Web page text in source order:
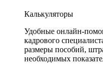
Калькуляторы
Удобные онлайн-
кадрового
размеры пособий,
необходимых